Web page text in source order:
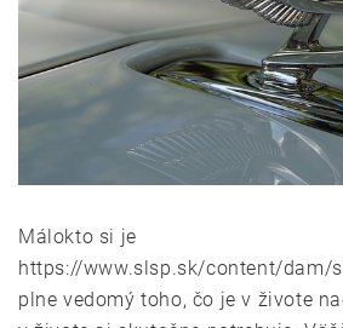
Málokto si je
https://www.slsp.sk/content/dam/
plne vedomý toho, čo je v živote